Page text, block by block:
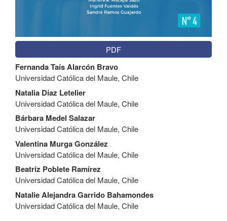
PDF
Contenido
principal
del
artículo
Fernanda Taís Alarcón Bravo
Universidad Católica del Maule, Chile
Natalia Díaz Letelier
Universidad Católica del Maule, Chile
Bárbara Medel Salazar
Universidad Católica del Maule, Chile
Valentina Murga González
Universidad Católica del Maule, Chile
Beatriz Poblete Ramírez
Universidad Católica del Maule, Chile
Natalie Alejandra Garrido Bahamondes
Universidad Católica del Maule, Chile